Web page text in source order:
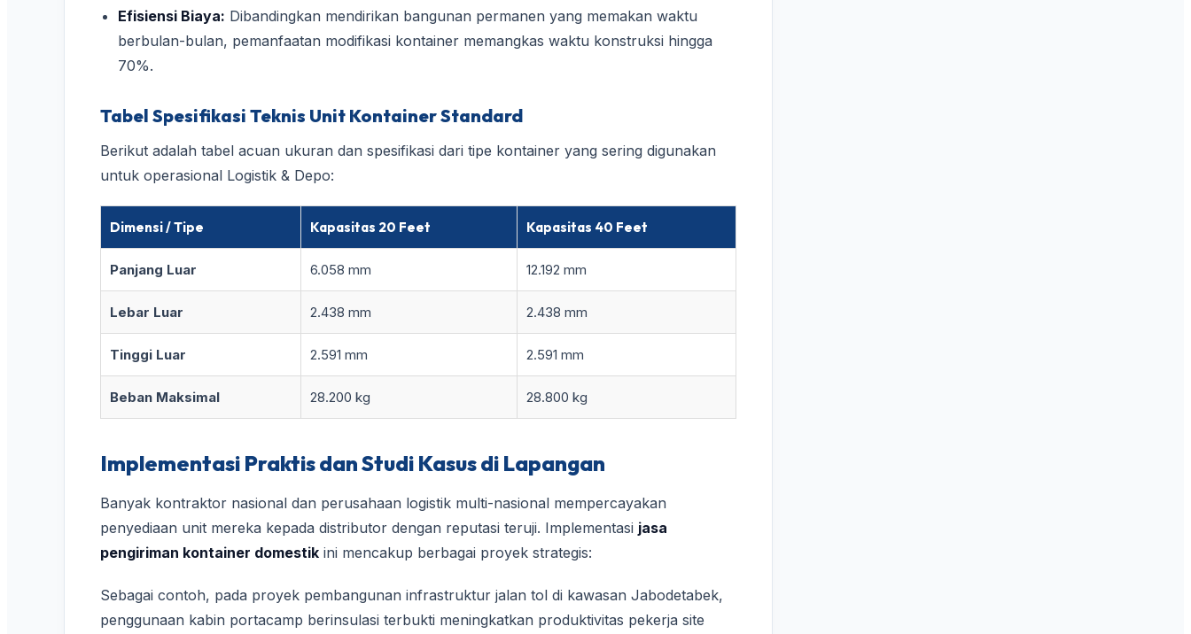
Efisiensi Biaya: Dibandingkan mendirikan bangunan permanen yang memakan waktu
berbulan-bulan, pemanfaatan modifikasi kontainer memangkas waktu konstruksi hingga
70%.
Tabel Spesifikasi Teknis Unit Kontainer Standard
Berikut adalah tabel acuan ukuran dan spesifikasi dari tipe kontainer yang sering digunakan
untuk operasional Logistik & Depo:
Dimensi / Tipe Kapasitas 20 Feet Kapasitas 40 Feet
Panjang Luar 6.058 mm 12.192 mm
Lebar Luar 2.438 mm 2.438 mm
Tinggi Luar 2.591 mm 2.591 mm
Beban Maksimal 28.200 kg 28.800 kg
Implementasi Praktis dan Studi Kasus di Lapangan
Banyak kontraktor nasional dan perusahaan logistik multi-nasional mempercayakan
penyediaan unit mereka kepada distributor dengan reputasi teruji. Implementasi jasa
pengiriman kontainer domestik ini mencakup berbagai proyek strategis:
Sebagai contoh, pada proyek pembangunan infrastruktur jalan tol di kawasan Jabodetabek,
penggunaan kabin portacamp berinsulasi terbukti meningkatkan produktivitas pekerja site